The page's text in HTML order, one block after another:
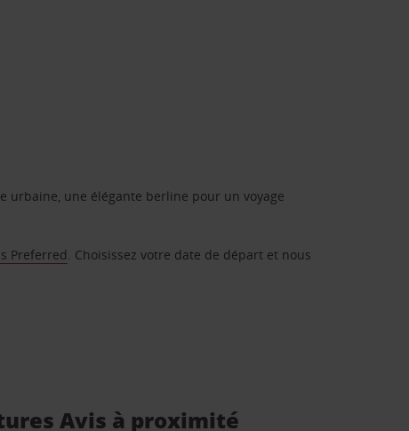
urbaine, une élégante berline pour un voyage
Preferred. Choisissez votre date de départ et nous
Avis à proximité